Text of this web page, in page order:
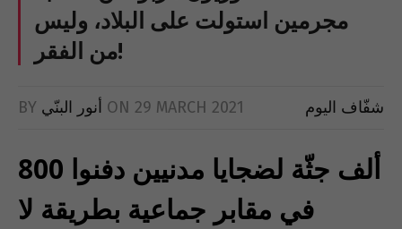
مجرمين استولت على البلاد، وليس
من الفقر!
BY أنور البنّي ON 29 MARCH 2021 شفّاف اليوم
800 ألف جثّة لضجايا مدنيين دفنوا
في مقابر جماعية بطريقة لا